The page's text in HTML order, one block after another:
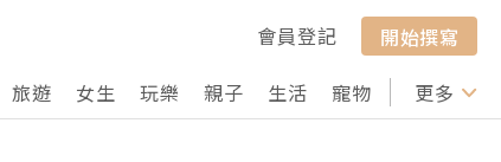
會員登記
開始撰寫
旅遊 女生 玩樂 親子 生活 寵物 行山 打卡
更多